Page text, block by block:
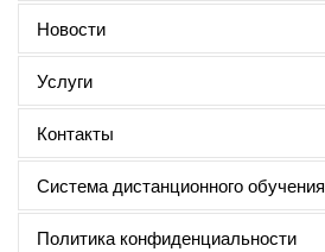
Новости
Услуги
Контакты
Система дистанционного обучения
Политика конфиденциальности